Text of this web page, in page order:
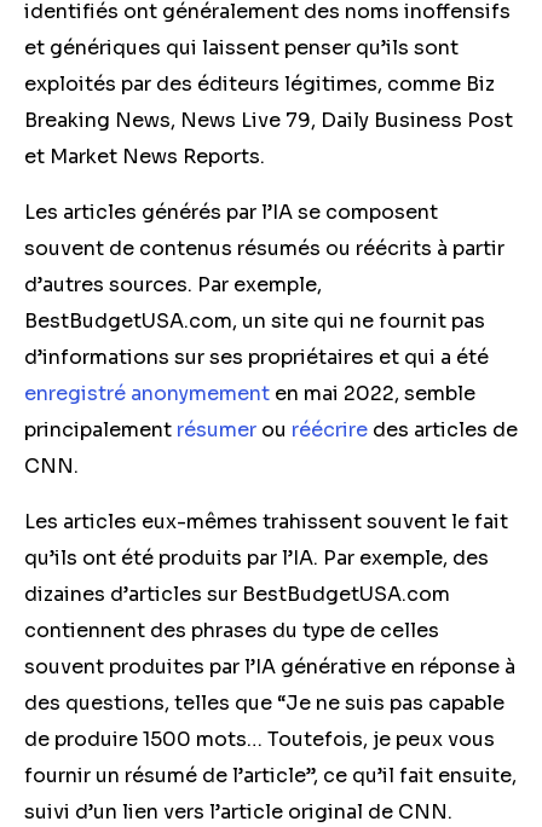
identifiés ont généralement des noms inoffensifs
et génériques qui laissent penser qu’ils sont
exploités par des éditeurs légitimes, comme Biz
Breaking News, News Live 79, Daily Business Post
et Market News Reports.
Les articles générés par l’IA se composent
souvent de contenus résumés ou réécrits à partir
d’autres sources. Par exemple,
BestBudgetUSA.com, un site qui ne fournit pas
d’informations sur ses propriétaires et qui a été
enregistré anonymement en mai 2022, semble
principalement résumer ou réécrire des articles de
CNN.
Les articles eux-mêmes trahissent souvent le fait
qu’ils ont été produits par l’IA. Par exemple, des
dizaines d’articles sur BestBudgetUSA.com
contiennent des phrases du type de celles
souvent produites par l’IA générative en réponse à
des questions, telles que “Je ne suis pas capable
de produire 1500 mots… Toutefois, je peux vous
fournir un résumé de l’article”, ce qu’il fait ensuite,
suivi d’un lien vers l’article original de CNN.